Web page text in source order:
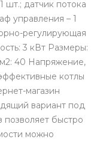
шт.; датчик потока
управления – 1
регулирующая
3 кВт Размеры:
40 Напряжение,
котлы
магазин
вариант под
быстро
можно